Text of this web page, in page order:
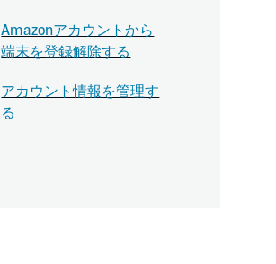
Amazonアカウントから
端末を登録解除する
アカウント情報を管理す
る